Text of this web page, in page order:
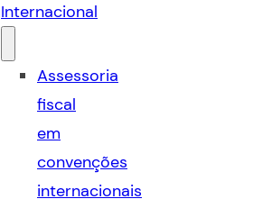
Internacional
Assessoria
fiscal
em
convenções
internacionais